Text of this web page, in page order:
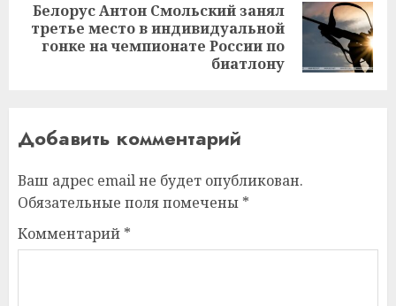
Следующая
запись:
Белорус Антон Смольский занял
третье место в индивидуальной
гонке на чемпионате России по
биатлону
Добавить комментарий
Ваш адрес email не будет опубликован.
Обязательные поля помечены *
Комментарий *